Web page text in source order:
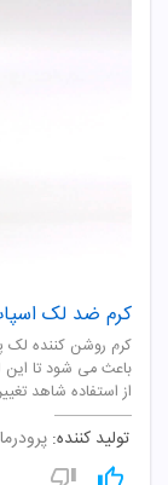
کرم ضد لک
کرم روشن کننده لک
باعث می شود تا
از استفاده شاهد
تولید کننده: پرودرما